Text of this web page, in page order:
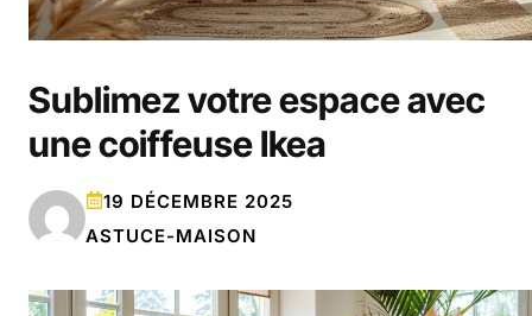
Sublimez votre espace avec
une coiffeuse Ikea
19 DÉCEMBRE 2025
ASTUCE-MAISON